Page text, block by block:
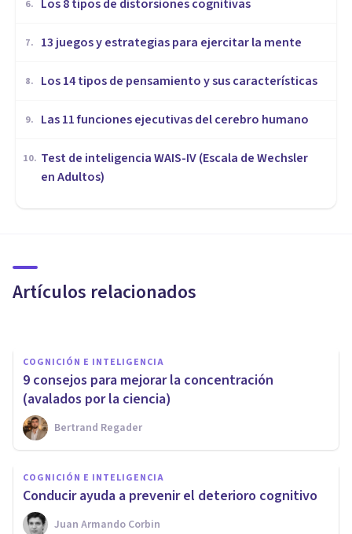
6. Los 8 tipos de distorsiones cognitivas
7. 13 juegos y estrategias para ejercitar la mente
8. Los 14 tipos de pensamiento y sus características
9. Las 11 funciones ejecutivas del cerebro humano
10. Test de inteligencia WAIS-IV (Escala de Wechsler
en Adultos)
Artículos relacionados
escuchando música?
COGNICIÓN E INTELIGENCIA
9 consejos para mejorar la concentración
(avalados por la ciencia)
Bertrand Regader
COGNICIÓN E INTELIGENCIA
​Conducir ayuda a prevenir el deterioro cognitivo
Juan Armando Corbin
Efecto de posición serial: ¿qué
es este fenómeno psicológico?